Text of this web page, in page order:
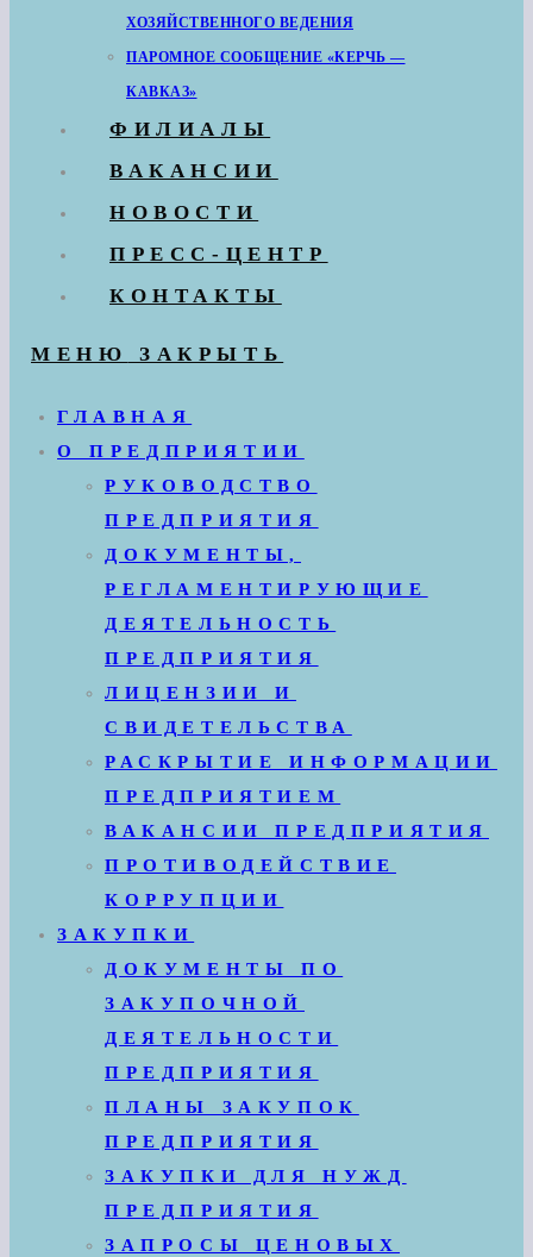
ХОЗЯЙСТВЕННОГО ВЕДЕНИЯ
ПАРОМНОЕ СООБЩЕНИЕ «КЕРЧЬ —
КАВКАЗ»
ФИЛИАЛЫ
ВАКАНСИИ
НОВОСТИ
ПРЕСС-ЦЕНТР
КОНТАКТЫ
МЕНЮ ЗАКРЫТЬ
ГЛАВНАЯ
О ПРЕДПРИЯТИИ
РУКОВОДСТВО
ПРЕДПРИЯТИЯ
ДОКУМЕНТЫ,
РЕГЛАМЕНТИРУЮЩИЕ
ДЕЯТЕЛЬНОСТЬ
ПРЕДПРИЯТИЯ
ЛИЦЕНЗИИ И
СВИДЕТЕЛЬСТВА
РАСКРЫТИЕ ИНФОРМАЦИИ
ПРЕДПРИЯТИЕМ
ВАКАНСИИ ПРЕДПРИЯТИЯ
ПРОТИВОДЕЙСТВИЕ
КОРРУПЦИИ
ЗАКУПКИ
ДОКУМЕНТЫ ПО
ЗАКУПОЧНОЙ
ДЕЯТЕЛЬНОСТИ
ПРЕДПРИЯТИЯ
ПЛАНЫ ЗАКУПОК
ПРЕДПРИЯТИЯ
ЗАКУПКИ ДЛЯ НУЖД
ПРЕДПРИЯТИЯ
ЗАПРОСЫ ЦЕНОВЫХ